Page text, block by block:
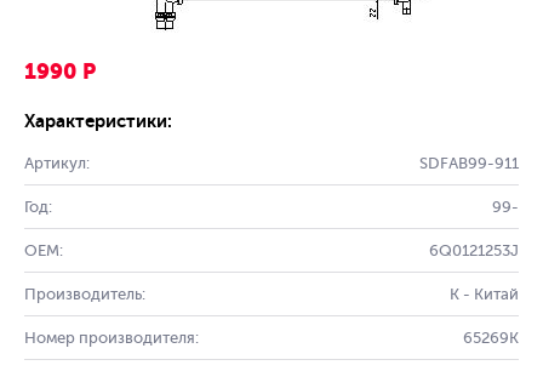
1990 Р
Характеристики:
Артикул: SDFAB99-911
Год: 99-
OEM: 6Q0121253J
Производитель: K - Китай
Номер производителя: 65269K